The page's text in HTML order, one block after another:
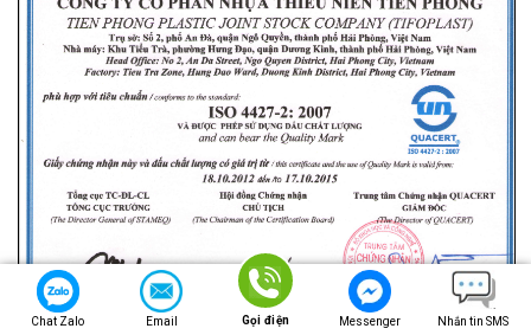
Chat Zalo Email Gọi điện Messenger Nhắn tin SMS